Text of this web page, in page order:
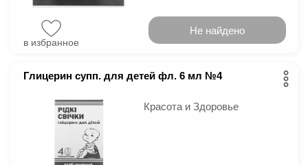
в избранное
Не найдено
Глицерин супп. для детей фл. 6 мл №4
Красота и Здоровье